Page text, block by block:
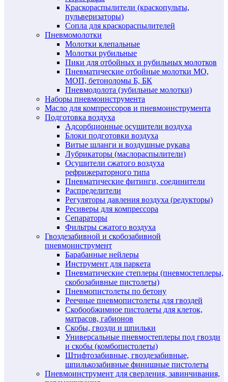
Краскораспылители (краскопульты,
пульверизаторы)
Сопла для краскораспылителей
Пневмомолотки
Молотки клепальные
Молотки рубильные
Пики для отбойных и рубильных молотков
Пневматические отбойные молотки МО,
МОП, бетоноломы Б, БК
Пневмодолота (зубильные молотки)
Наборы пневмоинструмента
Масло для компрессоров и пневмоинструмента
Подготовка воздуха
Адсорбционные осушители воздуха
Блоки подготовки воздуха
Витые шланги и воздушные рукава
Лубрикаторы (маслораспылители)
Осушители сжатого воздуха
рефрижераторного типа
Пневматические фитинги, соединители
Распределители
Регуляторы давления воздуха (редукторы)
Ресиверы для компрессора
Сепараторы
Фильтры сжатого воздуха
Гвоздезабивной и скобозабивной
пневмоинструмент
Барабанные нейлеры
Инструмент для паркета
Пневматические степлеры (пневмостеплеры,
скобозабивные пистолеты)
Пневмопистолеты по бетону
Реечные пневмопистолеты для гвоздей
Скобообжимное пистолеты для клеток,
матрасов, габионов
Скобы, гвозди и шпильки
Универсальные пневмостеплеры под гвозди
и скобы (комбопистолеты)
Штифтозабивные, гвоздезабивные,
шпилькозабивные финишные пистолеты
Пневмоинструмент для сверления, завинчивания,